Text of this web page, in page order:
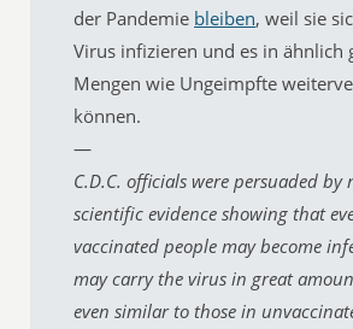
der Pandemie bleiben, weil sie
Virus infizieren und es in ähnlich
Mengen wie Ungeimpfte
können.
—
C.D.C. officials were persuaded by
scientific evidence showing that
vaccinated people may become
may carry the virus in great
even similar to those in